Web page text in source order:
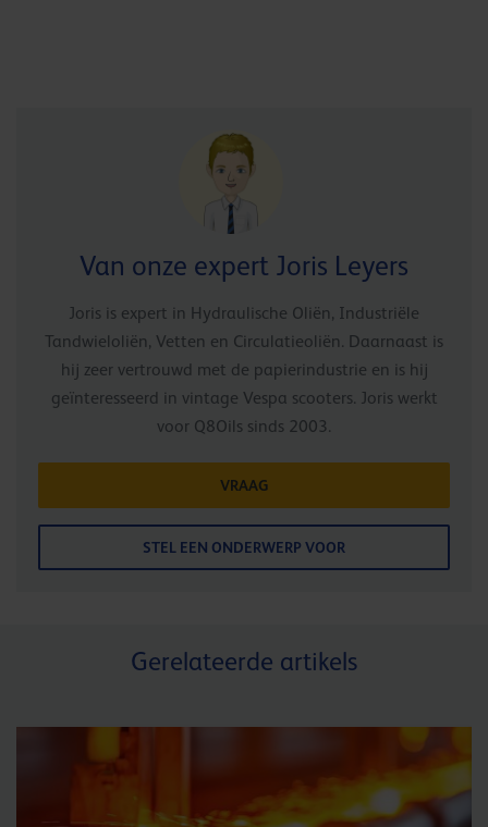
Van onze expert Joris Leyers
Joris is expert in Hydraulische Oliën, Industriële
Tandwieloliën, Vetten en Circulatieoliën. Daarnaast is
hij zeer vertrouwd met de papierindustrie en is hij
geïnteresseerd in vintage Vespa scooters. Joris werkt
voor Q8Oils sinds 2003.
VRAAG
STEL EEN ONDERWERP VOOR
Gerelateerde artikels